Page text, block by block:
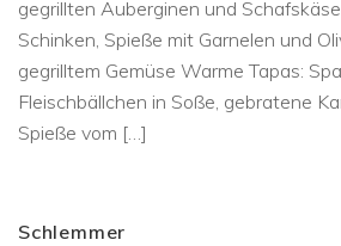
gegrillten Auberginen und
Schinken, Spieße mit Garnelen und
gegrilltem Gemüse Warme Tapas:
Fleischbällchen in Soße, gebratene
Spieße vom […]
Schlemmer